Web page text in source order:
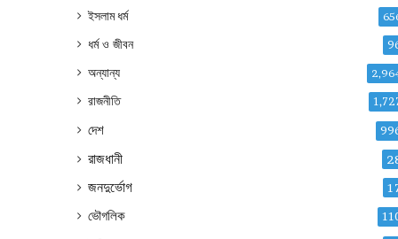
ইসলাম ধর্ম
ধর্ম ও জীবন
অন্যান্য
রাজনীতি
দেশ
রাজধানী
জনদুর্ভোগ
ভৌগলিক